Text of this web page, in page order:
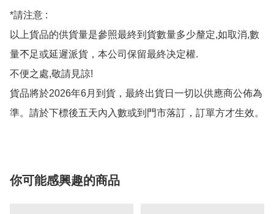
*請注意 :
以上貨品的供貨量是參照最終到貨數量多少釐定,如取消,數
量𣎴足或延遲派貨，本公司保留最終决定權.
不便之處,敬請見諒!
貨品將於2026年6月到貨，最終出貨日一切以供應商公佈為
準。請於下標後五天內入數或到門市落訂，訂單方才生效。
你可能感興趣的商品